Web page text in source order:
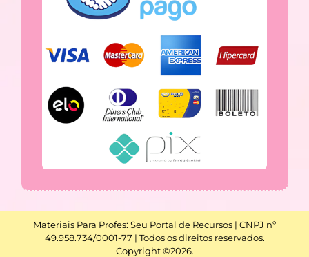
Materiais Para Profes: Seu Portal de Recursos | CNPJ nº
49.958.734/0001-77 | Todos os direitos reservados.
Copyright ©2026.